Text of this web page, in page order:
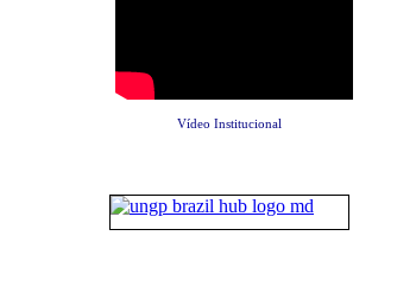
Vídeo Institucional